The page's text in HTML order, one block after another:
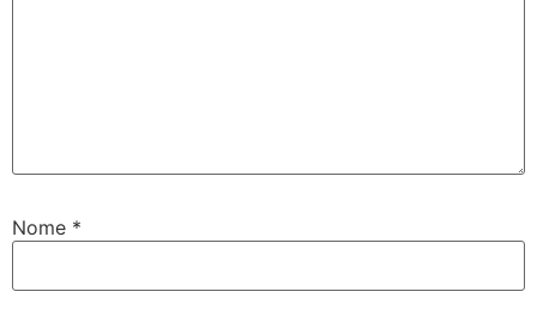
Nome *